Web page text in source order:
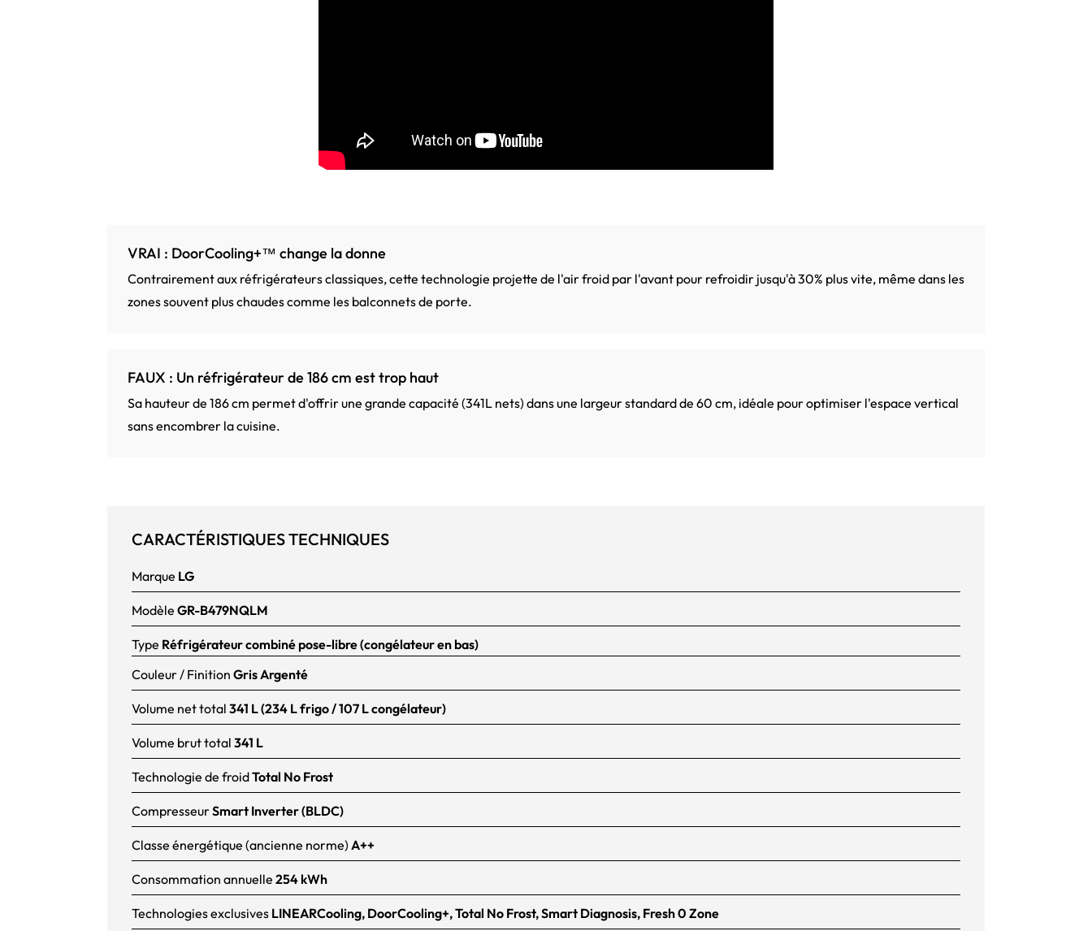
VRAI : DoorCooling+™ change la donne
Contrairement aux réfrigérateurs classiques, cette technologie projette de l'air froid par l'avant pour refroidir jusqu'à 30% plus vite, même dans les
zones souvent plus chaudes comme les balconnets de porte.
FAUX : Un réfrigérateur de 186 cm est trop haut
Sa hauteur de 186 cm permet d'offrir une grande capacité (341L nets) dans une largeur standard de 60 cm, idéale pour optimiser l'espace vertical
sans encombrer la cuisine.
CARACTÉRISTIQUES TECHNIQUES
Marque LG
Modèle GR-B479NQLM
Type Réfrigérateur combiné pose-libre (congélateur en bas)
Couleur / Finition Gris Argenté
Volume net total 341 L (234 L frigo / 107 L congélateur)
Volume brut total 341 L
Technologie de froidTotal No Frost
CompresseurSmart Inverter (BLDC)
Classe énergétique (ancienne norme) A++
Consommation annuelle 254 kWh
Technologies exclusives LINEARCooling, DoorCooling+, Total No Frost, Smart Diagnosis, Fresh 0 Zone